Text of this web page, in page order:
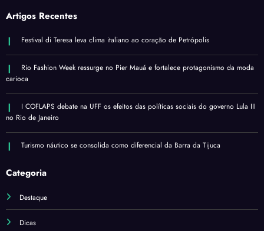
Artigos Recentes
Festival di Teresa leva clima italiano ao coração de Petrópolis
Rio Fashion Week ressurge no Pier Mauá e fortalece protagonismo da moda
carioca
I COFLAPS debate na UFF os efeitos das políticas sociais do governo Lula III
no Rio de Janeiro
Turismo náutico se consolida como diferencial da Barra da Tijuca
Categoria
Destaque
Dicas